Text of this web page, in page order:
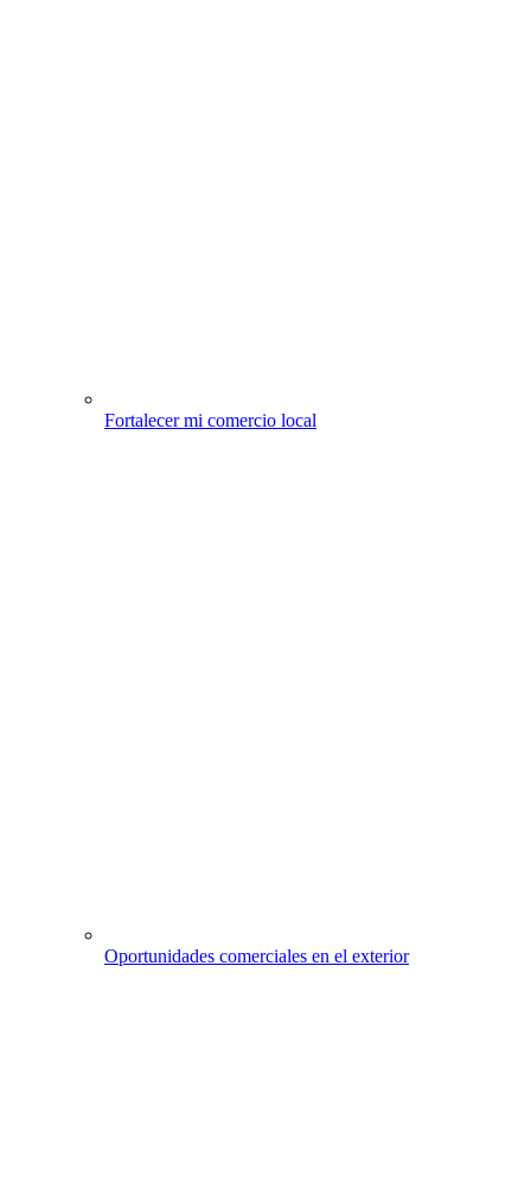
Fortalecer mi comercio local
Oportunidades comerciales en el exterior